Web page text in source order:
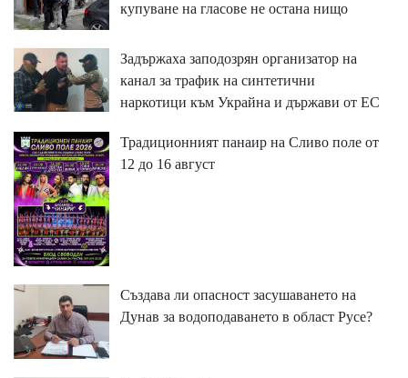
купуване на гласове не остана нищо
Задържаха заподозрян организатор на
канал за трафик на синтетични
наркотици към Украйна и държави от ЕС
Традиционният панаир на Сливо поле от
12 до 16 август
Създава ли опасност засушаването на
Дунав за водоподаването в област Русе?